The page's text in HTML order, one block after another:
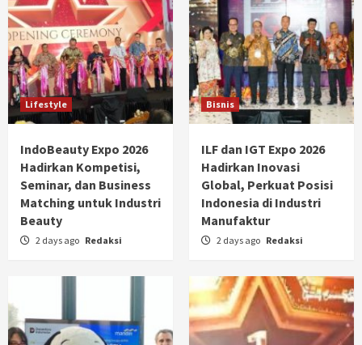
Lifestyle
IndoBeauty Expo 2026
Hadirkan Kompetisi,
Seminar, dan Business
Matching untuk Industri
Beauty
2 days ago Redaksi
Bisnis
ILF dan IGT Expo 2026
Hadirkan Inovasi
Global, Perkuat Posisi
Indonesia di Industri
Manufaktur
2 days ago Redaksi